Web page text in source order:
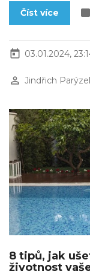
Číst více
today 03.01.2024,
perm_identity Jindřich
8 tipů, jak
životnost